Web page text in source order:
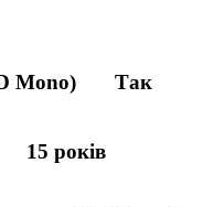
Mono) Так
15 років